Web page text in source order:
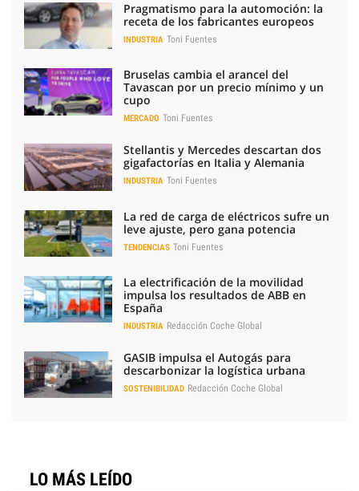
Pragmatismo para la automoción: la
receta de los fabricantes europeos
INDUSTRIA Toni Fuentes
Bruselas cambia el arancel del
Tavascan por un precio mínimo y un
cupo
MERCADO Toni Fuentes
Stellantis y Mercedes descartan dos
gigafactorías en Italia y Alemania
INDUSTRIA Toni Fuentes
La red de carga de eléctricos sufre un
leve ajuste, pero gana potencia
TENDENCIAS Toni Fuentes
La electrificación de la movilidad
impulsa los resultados de ABB en
España
INDUSTRIA Redacción Coche Global
GASIB impulsa el Autogás para
descarbonizar la logística urbana
SOSTENIBILIDAD Redacción Coche Global
LO MÁS LEÍDO